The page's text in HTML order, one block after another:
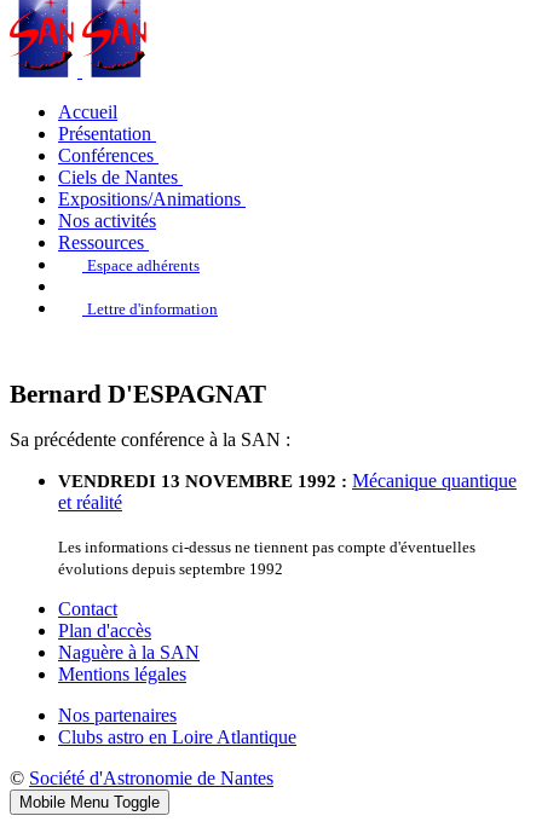
Accueil
Présentation
Conférences
Ciels de Nantes
Expositions/Animations
Nos activités
Ressources
Espace adhérents
Lettre d'information
Bernard D'ESPAGNAT
Sa précédente conférence à la SAN :
VENDREDI 13 NOVEMBRE 1992 : Mécanique quantique
et réalité
Les informations ci-dessus ne tiennent pas compte d'éventuelles
évolutions depuis septembre 1992
Contact
Plan d'accès
Naguère à la SAN
Mentions légales
Nos partenaires
Clubs astro en Loire Atlantique
© Société d'Astronomie de Nantes
Mobile Menu Toggle